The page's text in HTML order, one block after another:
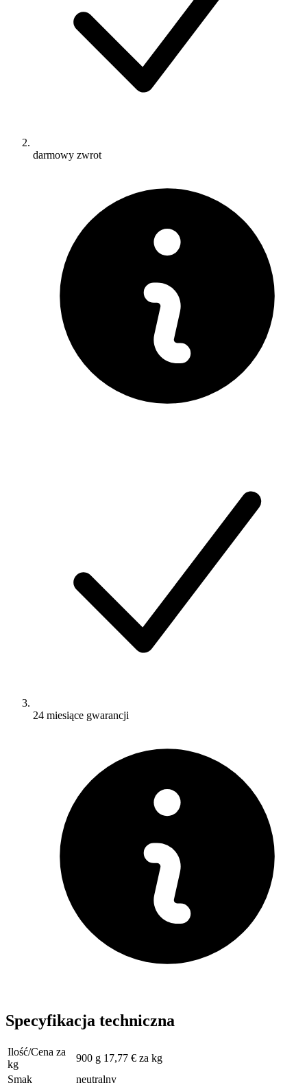
darmowy zwrot
24 miesiące gwarancji
Specyfikacja techniczna
Ilość/Cena za
kg
900 g 17,77 € za kg
Smak
neutralny